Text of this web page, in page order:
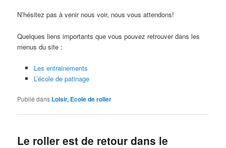
N’hésitez pas à venir nous voir, nous vous attendons!
Quelques liens importants que vous pouvez retrouver dans les
menus du site :
Les entrainements
L’école de patinage
Publié dans Loisir, Ecole de roller
Le roller est de retour dans le